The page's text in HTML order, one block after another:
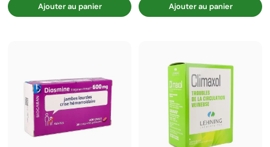
Ajouter au panier Ajouter au panier